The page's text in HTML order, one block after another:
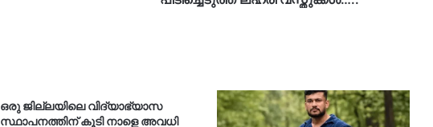
ഒരു ജില്ലയിലെ വിദ്യാഭ്യാസ
സ്ഥാപനത്തിന് കൂടി നാളെ അവധി